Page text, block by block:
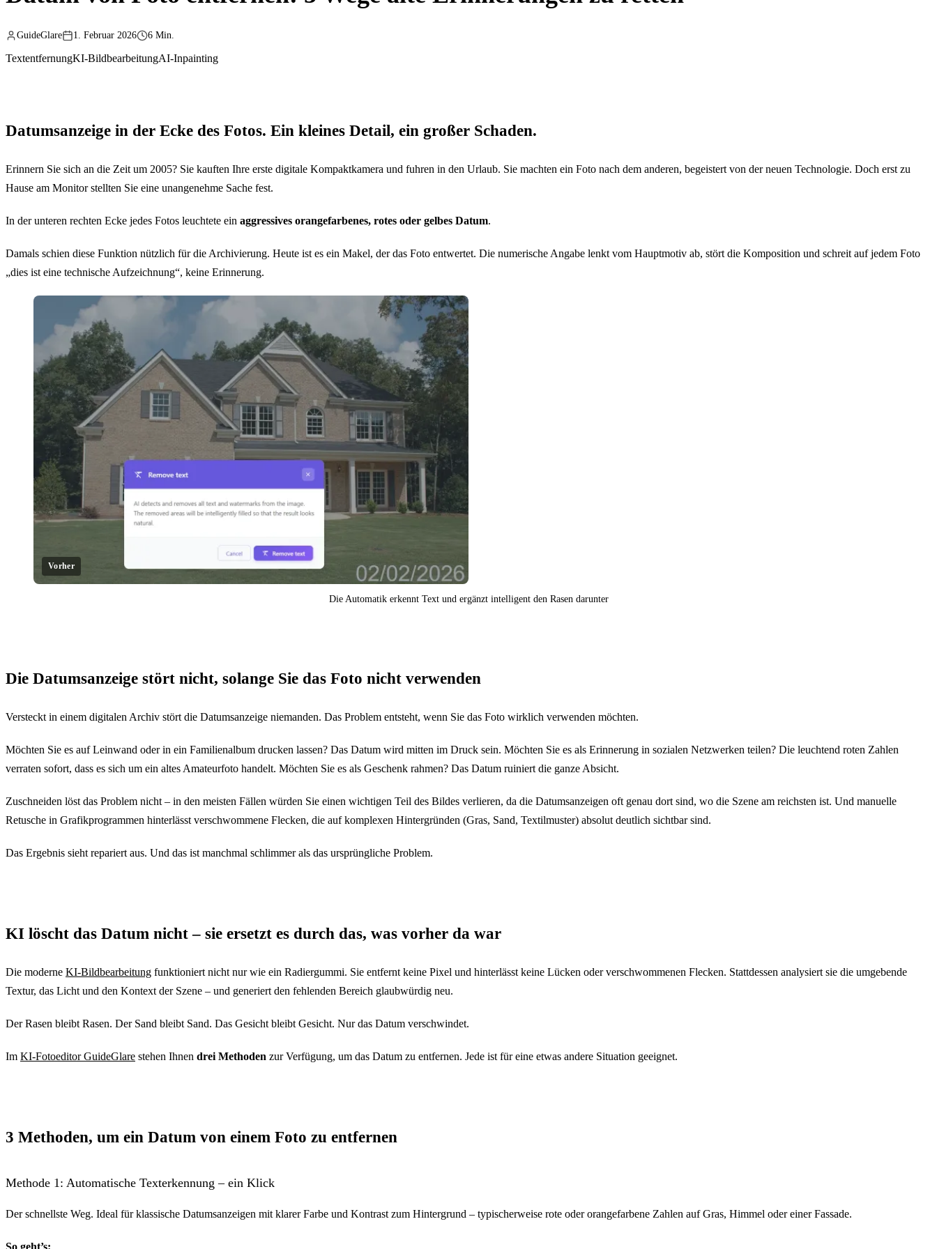
GuideGlare 1. Februar 2026 6 Min.
TextentfernungKI-BildbearbeitungAI-Inpainting
Datumsanzeige in der Ecke des Fotos. Ein kleines Detail, ein großer Schaden.
Erinnern Sie sich an die Zeit um 2005? Sie kauften Ihre erste digitale Kompaktkamera und fuhren in den Urlaub. Sie machten ein Foto nach dem anderen, begeistert von der neuen Technologie. Doch erst zu
Hause am Monitor stellten Sie eine unangenehme Sache fest.
In der unteren rechten Ecke jedes Fotos leuchtete ein aggressives orangefarbenes, rotes oder gelbes Datum.
Damals schien diese Funktion nützlich für die Archivierung. Heute ist es ein Makel, der das Foto entwertet. Die numerische Angabe lenkt vom Hauptmotiv ab, stört die Komposition und schreit auf jedem Foto
„dies ist eine technische Aufzeichnung“, keine Erinnerung.
Vorher
Die Automatik erkennt Text und ergänzt intelligent den Rasen darunter
Die Datumsanzeige stört nicht, solange Sie das Foto nicht verwenden
Versteckt in einem digitalen Archiv stört die Datumsanzeige niemanden. Das Problem entsteht, wenn Sie das Foto wirklich verwenden möchten.
Möchten Sie es auf Leinwand oder in ein Familienalbum drucken lassen? Das Datum wird mitten im Druck sein. Möchten Sie es als Erinnerung in sozialen Netzwerken teilen? Die leuchtend roten Zahlen
verraten sofort, dass es sich um ein altes Amateurfoto handelt. Möchten Sie es als Geschenk rahmen? Das Datum ruiniert die ganze Absicht.
Zuschneiden löst das Problem nicht – in den meisten Fällen würden Sie einen wichtigen Teil des Bildes verlieren, da die Datumsanzeigen oft genau dort sind, wo die Szene am reichsten ist. Und manuelle
Retusche in Grafikprogrammen hinterlässt verschwommene Flecken, die auf komplexen Hintergründen (Gras, Sand, Textilmuster) absolut deutlich sichtbar sind.
Das Ergebnis sieht repariert aus. Und das ist manchmal schlimmer als das ursprüngliche Problem.
KI löscht das Datum nicht – sie ersetzt es durch das, was vorher da war
Die moderne KI-Bildbearbeitung funktioniert nicht nur wie ein Radiergummi. Sie entfernt keine Pixel und hinterlässt keine Lücken oder verschwommenen Flecken. Stattdessen analysiert sie die umgebende
Textur, das Licht und den Kontext der Szene – und generiert den fehlenden Bereich glaubwürdig neu.
Der Rasen bleibt Rasen. Der Sand bleibt Sand. Das Gesicht bleibt Gesicht. Nur das Datum verschwindet.
Im KI-Fotoeditor GuideGlare stehen Ihnen drei Methoden zur Verfügung, um das Datum zu entfernen. Jede ist für eine etwas andere Situation geeignet.
3 Methoden, um ein Datum von einem Foto zu entfernen
Methode 1: Automatische Texterkennung – ein Klick
Der schnellste Weg. Ideal für klassische Datumsanzeigen mit klarer Farbe und Kontrast zum Hintergrund – typischerweise rote oder orangefarbene Zahlen auf Gras, Himmel oder einer Fassade.
So geht’s: